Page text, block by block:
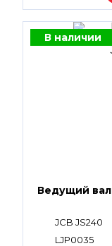
В наличии
Ведущий вал
JCB JS240
LJP0035